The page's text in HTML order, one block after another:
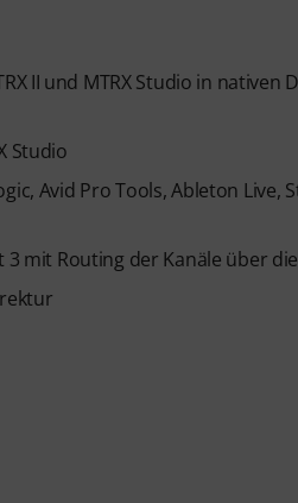
II und MTRX Studio in nativen
Studio
Avid Pro Tools, Ableton Live,
mit Routing der Kanäle über